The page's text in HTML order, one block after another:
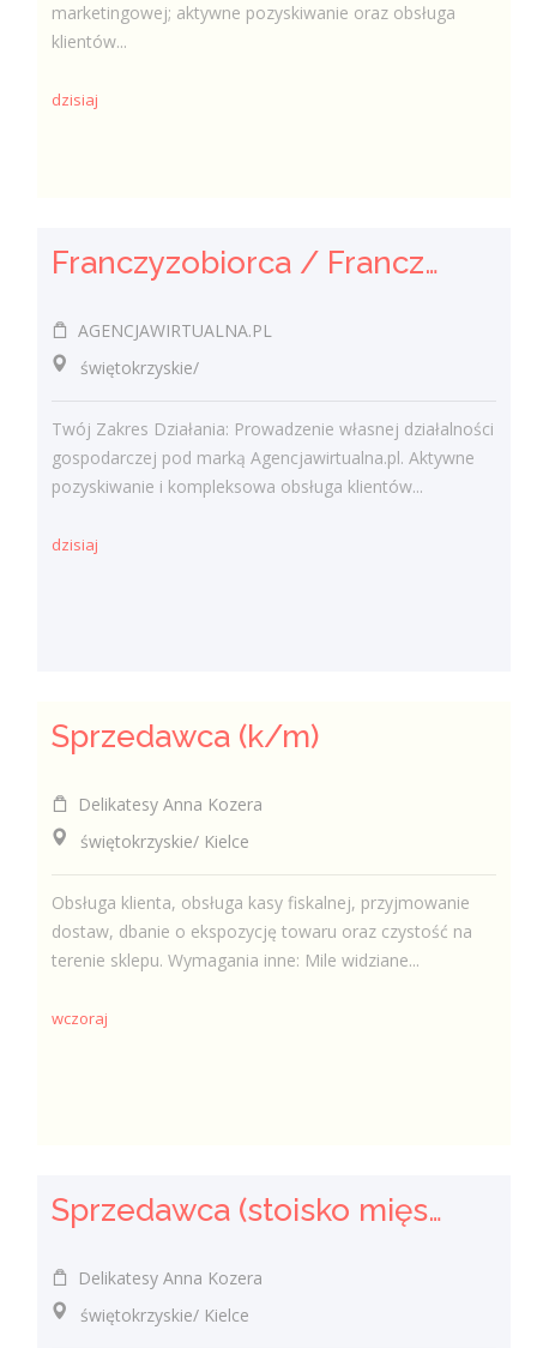
marketingowej; aktywne pozyskiwanie oraz obsługa
klientów...
dzisiaj
Franczyzobiorca / Franczyzobiorczyni Agencji Marketingowej
AGENCJAWIRTUALNA.PL
świętokrzyskie/
Twój Zakres Działania: Prowadzenie własnej działalności
gospodarczej pod marką Agencjawirtualna.pl. Aktywne
pozyskiwanie i kompleksowa obsługa klientów...
dzisiaj
Sprzedawca (k/m)
Delikatesy Anna Kozera
świętokrzyskie/ Kielce
Obsługa klienta, obsługa kasy fiskalnej, przyjmowanie
dostaw, dbanie o ekspozycję towaru oraz czystość na
terenie sklepu. Wymagania inne: Mile widziane...
wczoraj
Sprzedawca (stoisko mięsno- wędliniarskie) (k/m)
Delikatesy Anna Kozera
świętokrzyskie/ Kielce